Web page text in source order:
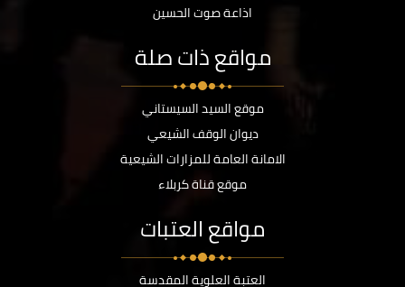
اذاعة صوت الحسين
مواقع ذات صلة
موقع السيد السيستاني
ديوان الوقف الشيعي
الامانة العامة للمزارات الشيعية
موقع قناة كربلاء
مواقع العتبات
العتبة العلوية المقدسة